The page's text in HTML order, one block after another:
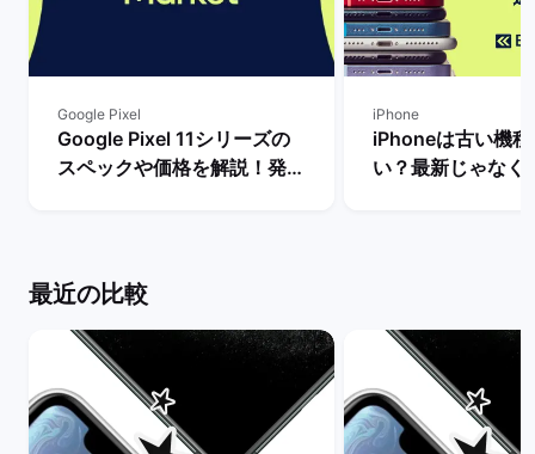
Google Pixel
Google Pixel 11シリーズの
スペックや価格を解説！発売
iPhone
iPhoneは古い機
い？最新じゃなく
最近の比較